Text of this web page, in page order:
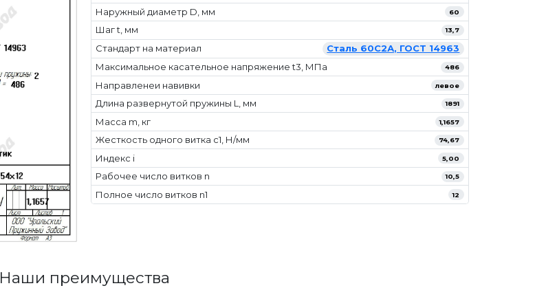
Наружный диаметр D, мм 60
Шаг t, мм 13,7
Стандарт на материал
Сталь 60С2А, ГОСТ 14963
Максимальное касательное напряжение t3, МПа
486
Направленеи навивки левое
Длина развернутой пружины L, мм 1891
Масса m, кг 1,1657
Жесткость одного витка c1, Н/мм 74,67
Индекс i 5,00
Рабочее число витков n 10,5
Полное число витков n1 12
Наши преимущества